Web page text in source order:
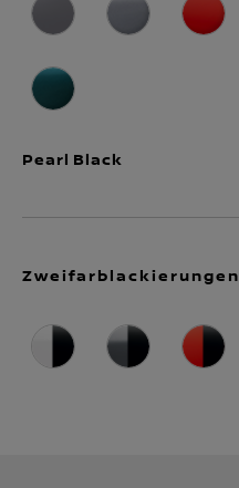
Pearl Black
Zweifarblackierungen